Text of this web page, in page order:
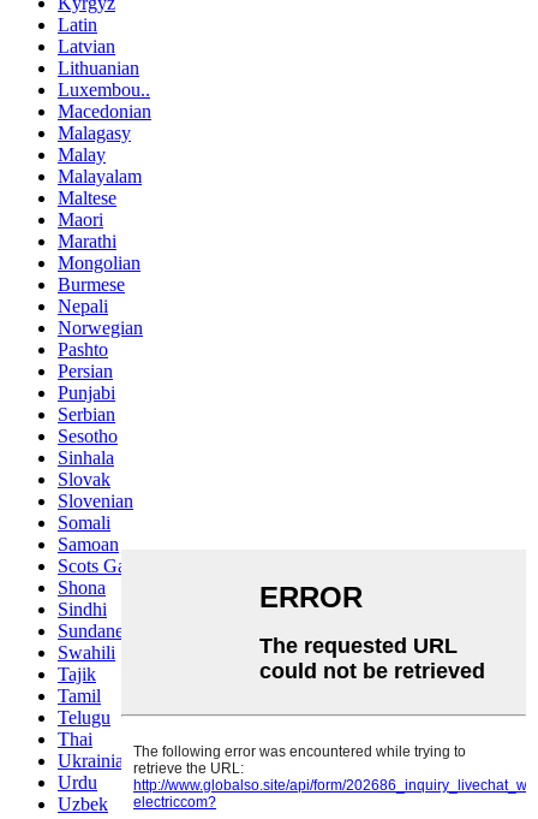
Latin
Latvian
Lithuanian
Luxembou..
Macedonian
Malagasy
Malay
Malayalam
Maltese
Maori
Marathi
Mongolian
Burmese
Nepali
Norwegian
Pashto
Persian
Punjabi
Serbian
Sesotho
Sinhala
Slovak
Slovenian
Somali
Samoan
Scots Gaelic
Shona
Sindhi
Sundanese
Swahili
Tajik
Tamil
Telugu
Thai
Ukrainian
Urdu
Uzbek